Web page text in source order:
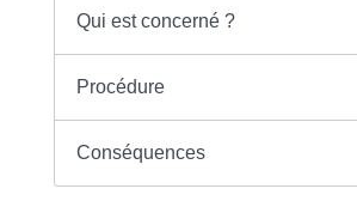
Qui est concerné ?
Procédure
Conséquences